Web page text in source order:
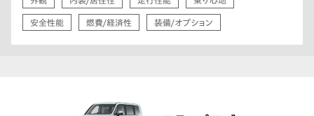
安全性能 燃費/経済性 装備/オプション